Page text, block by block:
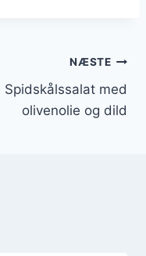
NÆSTE
Spidskålssalat med
olivenolie og dild